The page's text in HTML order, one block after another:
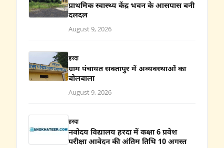
प्राथमिक स्वास्थ्य केंद्र भवन के आसपास बनी
दलदल
August 9, 2026
हरदा
ग्राम पंचायत सक्तापुर में अव्यवस्थाओं का
बोलबाला
August 9, 2026
हरदा
नवोदय विद्यालय हरदा में कक्षा 6 प्रवेश
परीक्षा आवेदन की अंतिम तिथि 10 अगस्त